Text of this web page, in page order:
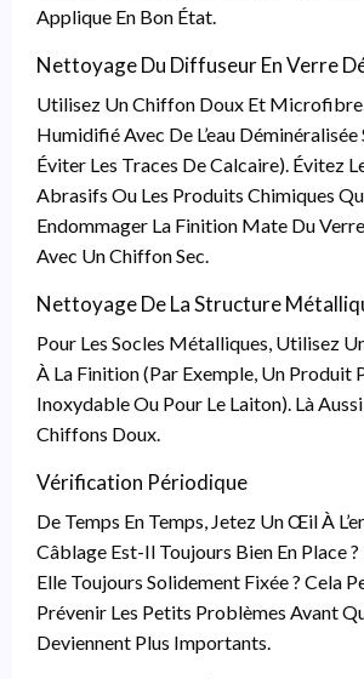
Applique En Bon État.
Nettoyage Du Diffuseur En Verre
Utilisez Un Chiffon Doux Et
Humidifié Avec De L’eau
Éviter Les Traces De Calcaire). Évitez
Abrasifs Ou Les Produits Chimiques
Endommager La Finition Mate Du
Avec Un Chiffon Sec.
Nettoyage De La Structure
Pour Les Socles Métalliques, Utilisez
À La Finition (par Exemple, Un Produit
Inoxydable Ou Pour Le Laiton). Là
Chiffons Doux.
Vérification Périodique
De Temps En Temps, Jetez Un Œil À
Câblage Est-Il Toujours Bien En Place ?
Elle Toujours Solidement Fixée ? Cela
Prévenir Les Petits Problèmes Avant
Deviennent Plus Importants.